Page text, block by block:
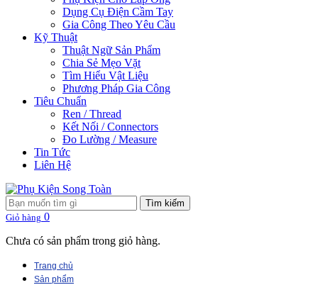
Dụng Cụ Điện Cầm Tay
Gia Công Theo Yêu Cầu
Kỹ Thuật
Thuật Ngữ Sản Phẩm
Chia Sẻ Mẹo Vặt
Tìm Hiểu Vật Liệu
Phương Pháp Gia Công
Tiêu Chuẩn
Ren / Thread
Kết Nối / Connectors
Đo Lường / Measure
Tin Tức
Liên Hệ
Tìm kiếm
Giỏ hàng 0
Chưa có sản phẩm trong giỏ hàng.
Trang chủ
Sản phẩm